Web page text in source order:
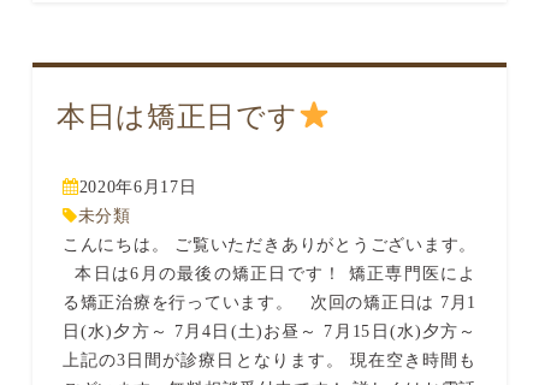
本日は矯正日です
2020年6月17日
未分類
こんにちは。 ご覧いただきありがとうございます。
本日は6月の最後の矯正日です！ 矯正専門医によ
る矯正治療を行っています。 次回の矯正日は 7月1
日(水)夕方～ 7月4日(土)お昼～ 7月15日(水)夕方～
上記の3日間が診療日となります。 現在空き時間も